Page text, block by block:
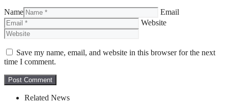
Name
Email
Website
Save my name, email, and website in this browser for the next
time I comment.
Related News